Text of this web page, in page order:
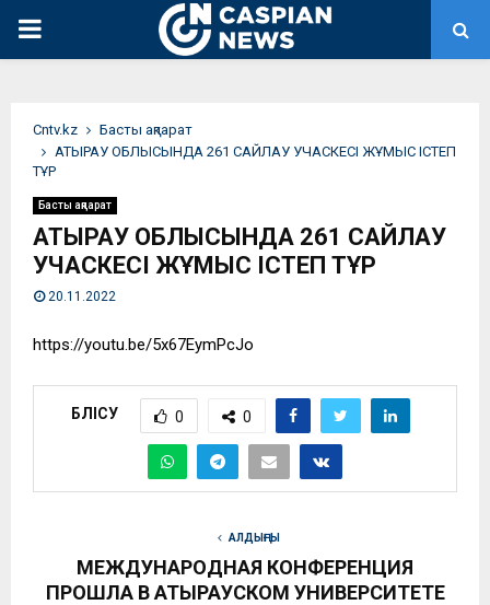
PRIMARY
Сntv.kz
Басты ақпарат
АТЫРАУ ОБЛЫСЫНДА 261 САЙЛАУ УЧАСКЕСІ ЖҰМЫС ІСТЕП
ТҰР
Басты ақпарат
АТЫРАУ ОБЛЫСЫНДА 261 САЙЛАУ
УЧАСКЕСІ ЖҰМЫС ІСТЕП ТҰР
20.11.2022
https://youtu.be/5x67EymPcJo
БӨЛІСУ 0 0
АЛДЫҢҒЫ
МЕЖДУНАРОДНАЯ КОНФЕРЕНЦИЯ
ПРОШЛА В АТЫРАУСКОМ УНИВЕРСИТЕТЕ